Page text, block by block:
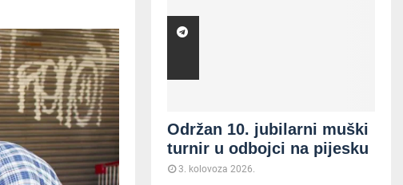
Održan 10. jubilarni muški
turnir u odbojci na pijesku
3. kolovoza 2026.